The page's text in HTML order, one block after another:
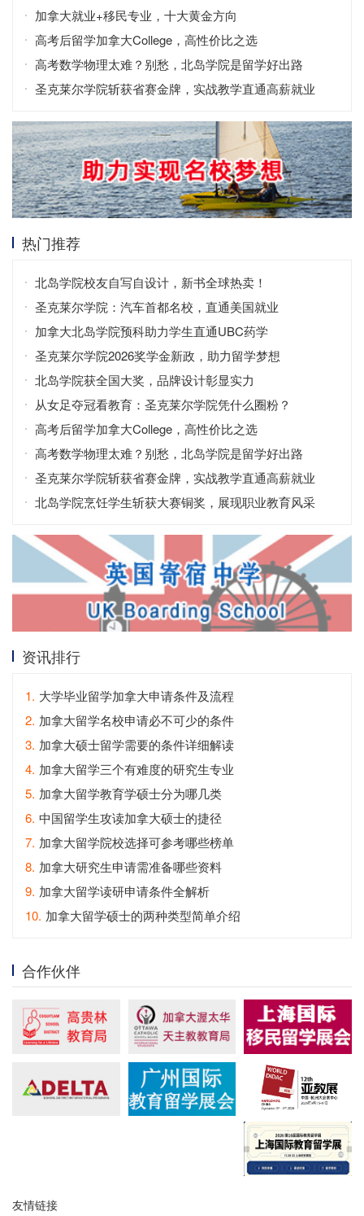
加拿大就业+移民专业，十大黄金方向
高考后留学加拿大College，高性价比之选
高考数学物理太难？别愁，北岛学院是留学好出路
圣克莱尔学院斩获省赛金牌，实战教学直通高薪就业
热门推荐
北岛学院校友自写自设计，新书全球热卖！
圣克莱尔学院：汽车首都名校，直通美国就业
加拿大北岛学院预科助力学生直通UBC药学
圣克莱尔学院2026奖学金新政，助力留学梦想
北岛学院获全国大奖，品牌设计彰显实力
从女足夺冠看教育：圣克莱尔学院凭什么圈粉？
高考后留学加拿大College，高性价比之选
高考数学物理太难？别愁，北岛学院是留学好出路
圣克莱尔学院斩获省赛金牌，实战教学直通高薪就业
北岛学院烹饪学生斩获大赛铜奖，展现职业教育风采
资讯排行
1. 大学毕业留学加拿大申请条件及流程
2. 加拿大留学名校申请必不可少的条件
3. 加拿大硕士留学需要的条件详细解读
4. 加拿大留学三个有难度的研究生专业
5. 加拿大留学教育学硕士分为哪几类
6. 中国留学生攻读加拿大硕士的捷径
7. 加拿大留学院校选择可参考哪些榜单
8. 加拿大研究生申请需准备哪些资料
9. 加拿大留学读研申请条件全解析
10. 加拿大留学硕士的两种类型简单介绍
合作伙伴
友情链接